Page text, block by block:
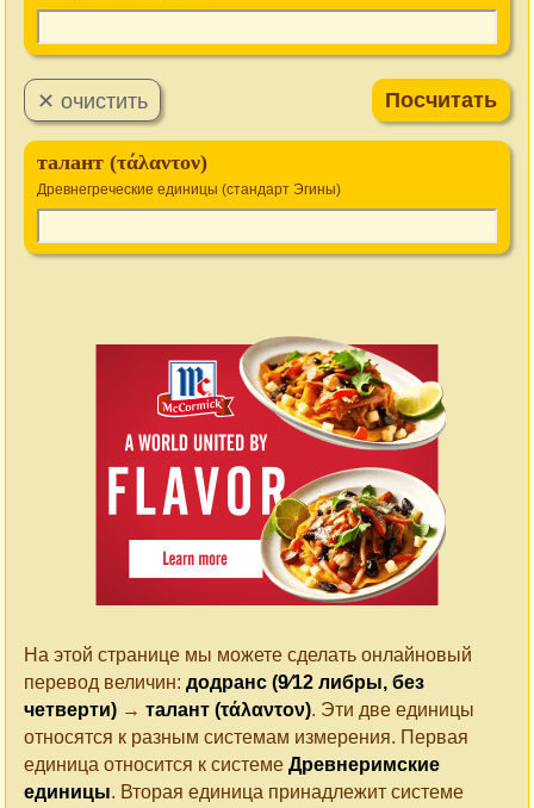
талант (τάλαντον)
Древнегреческие единицы (стандарт Эгины)
На этой странице мы можете сделать онлайновый
перевод величин: додранс (9⁄12 либры, без
четверти) → талант (τάλαντον). Эти две единицы
относятся к разным системам измерения. Первая
единица относится к системе Древнеримские
единицы. Вторая единица принадлежит системе